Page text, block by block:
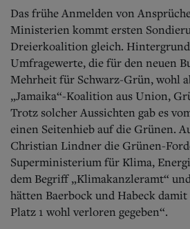
Das frühe Anmelden von
Ministerien kommt ersten
Dreierkoalition gleich.
Umfragewerte, die für den neuen
Mehrheit für Schwarz-Grün, wohl
„Jamaika“-Koalition aus Union,
Trotz solcher Aussichten gab es
einen Seitenhieb auf die Grünen.
Christian Lindner die Grünen-
Superministerium für Klima,
dem Begriff „Klimakanzleramt“
hätten Baerbock und Habeck damit
Platz 1 wohl verloren gegeben“.